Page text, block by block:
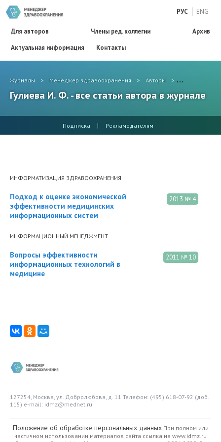
РУС ENG
Для авторов Члены ред. коллегии
Архив
Актуальная информация
Контакты
Журналы > Менеджер здравоохранения > Авторы > Гулиева И. Ф.
Гулиева И. Ф. - все статьи автора в журнале
Подписка | Рекламодателям
ИНФОРМАТИЗАЦИЯ ЗДРАВООХРАНЕНИЯ
2013 № 4
Подход к оценке экономической
эффективности медицинских
информационных систем
ИНФОРМАЦИОННЫЙ МЕНЕДЖМЕНТ
2011 № 10
Вопросы эффективности
информационных технологий в
медицине
127254, Москва, ул. Добролюбова, д. 11 Телефон: (495) 618-07-92 (доб.
115) e-mail: idmz@mednet.ru
Положение об обработке персональных данныхПри полном или
частичном использовании материалов сайта ссылка на www.idmz.ru